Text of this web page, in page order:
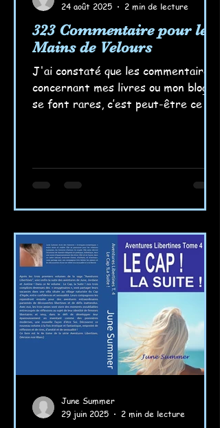
323 Commentaire pour les
Mains de Velours
J'ai constaté que les commentaires
concernant mes livres ou mon blog
se font rares, c’est peut-être ce qui
24 août 2025
2 min de lecture
June Summer
29 juin 2025
2 min de lecture